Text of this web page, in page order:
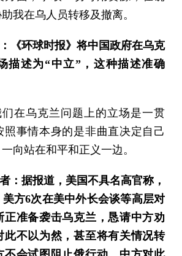
我在乌人员转移及撤离。
《环球时报》将中国政府在乌克
描述为“中立”，这种描述准确
在乌克兰问题上的立场是一贯
照事情本身的是非曲直决定自己
向站在和平和正义一边。
：据报道，美国不具名高官称，
方6次在美中外长会谈等高层对
正准备袭击乌克兰，恳请中方劝
此不以为然，甚至将有关情况转